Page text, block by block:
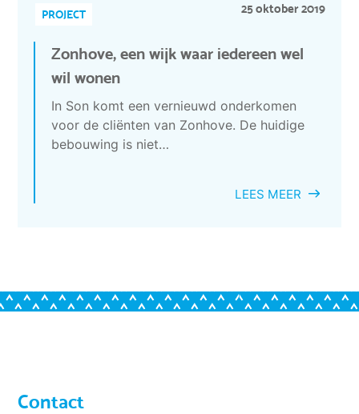
PROJECT 25 oktober 2019
Zonhove, een wijk waar iedereen wel
wil wonen
In Son komt een vernieuwd onderkomen
voor de cliënten van Zonhove. De huidige
bebouwing is niet…
LEES MEER
Contact